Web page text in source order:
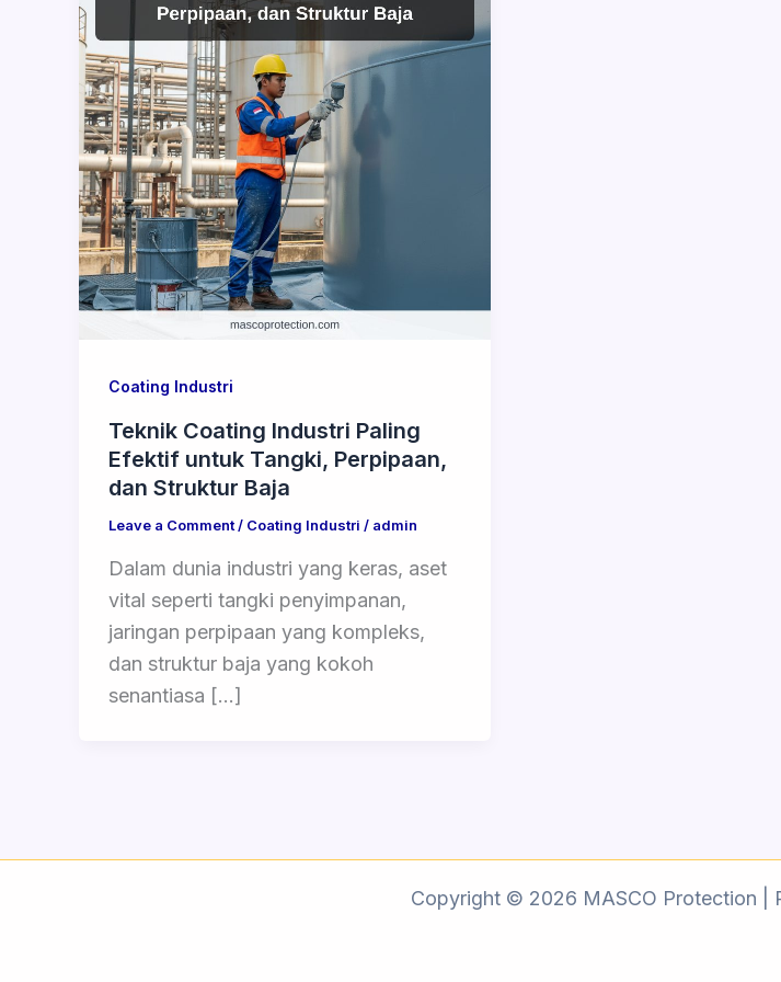
Coating Industri
Teknik Coating Industri Paling
Efektif untuk Tangki, Perpipaan,
dan Struktur Baja
Leave a Comment/ Coating Industri / admin
Dalam dunia industri yang keras, aset
vital seperti tangki penyimpanan,
jaringan perpipaan yang kompleks,
dan struktur baja yang kokoh
senantiasa […]
Copyright © 2026 MASCO Protection |